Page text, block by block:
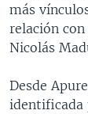
más
relación
Nicolás
Desde
identificada